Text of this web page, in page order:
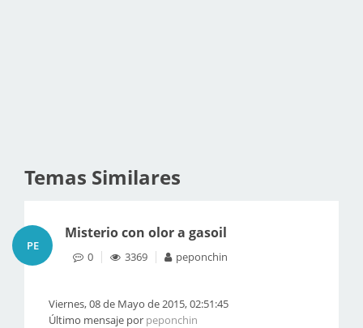
Temas Similares
PE
Misterio con olor a gasoil
0 3369 peponchin
Viernes, 08 de Mayo de 2015, 02:51:45
Último mensaje por peponchin